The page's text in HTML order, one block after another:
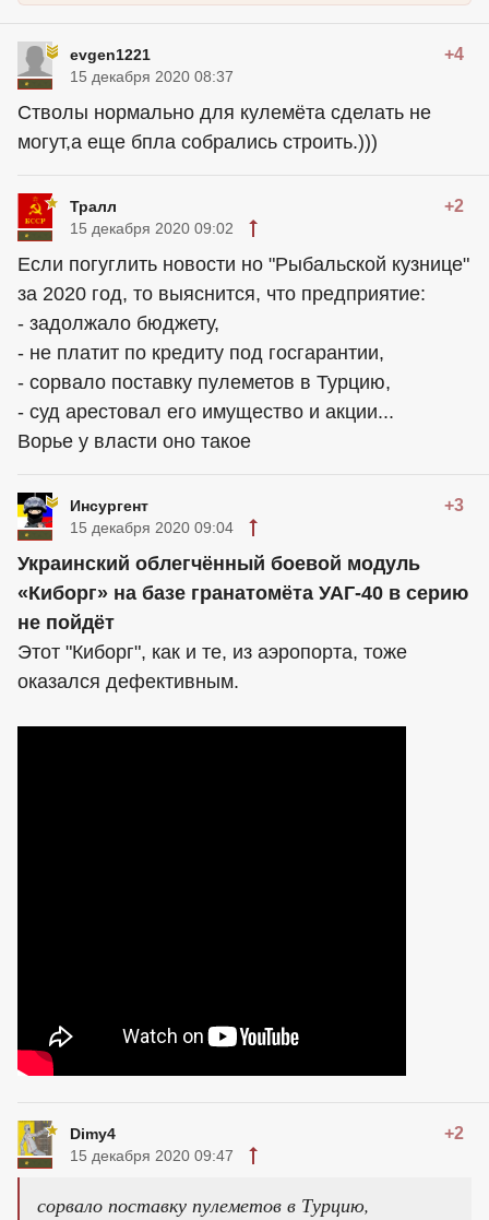
evgen1221 +4
15 декабря 2020 08:37
Стволы нормально для кулемёта сделать не
могут,а еще бпла собрались строить.)))
Тралл +2
15 декабря 2020 09:02
Если погуглить новости но "Рыбальской кузнице"
за 2020 год, то выяснится, что предприятие:
- задолжало бюджету,
- не платит по кредиту под госгарантии,
- сорвало поставку пулеметов в Турцию,
- суд арестовал его имущество и акции...
Ворье у власти оно такое
Инсургент +3
15 декабря 2020 09:04
Украинский облегчённый боевой модуль
«Киборг» на базе гранатомёта УАГ-40 в серию
не пойдёт
Этот "Киборг", как и те, из аэропорта, тоже
оказался дефективным.
Dimy4 +2
15 декабря 2020 09:47
сорвало поставку пулеметов в Турцию,